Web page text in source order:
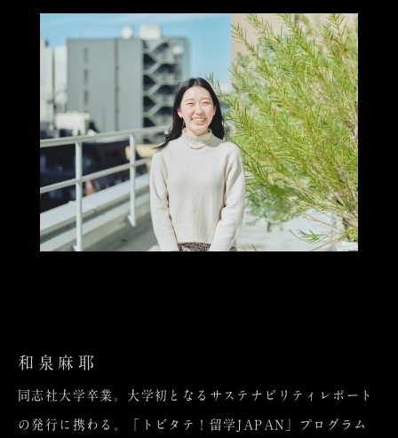
和泉麻耶
同志社大学卒業。大学初となるサステナビリティレポート
の発行に携わる。「トビタテ！留学JAPAN」プログラム